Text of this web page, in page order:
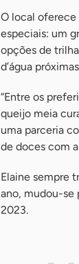
O local oferece
especiais: um
opções de
d’água
“Entre os
queijo meia
uma parceria
de doces com
Elaine sempre
ano, mudou-se
2023.